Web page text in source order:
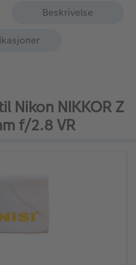
Beskrivelse
Nikon NIKKOR Z
f/2.8 VR